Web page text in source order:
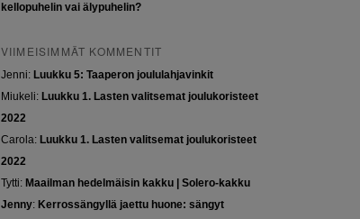
kellopuhelin vai älypuhelin?
VIIMEISIMMÄT KOMMENTIT
Jenni: Luukku 5: Taaperon joululahjavinkit
Miukeli: Luukku 1. Lasten valitsemat joulukoristeet
2022
Carola: Luukku 1. Lasten valitsemat joulukoristeet
2022
Tytti: Maailman hedelmäisin kakku | Solero-kakku
Jenny: Kerrossängyllä jaettu huone: sängyt